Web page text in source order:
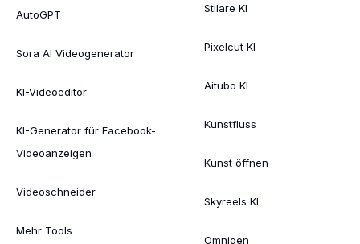
AutoGPT
Sora AI Videogenerator
KI-Videoeditor
KI-Generator für Facebook-
Videoanzeigen
Videoschneider
Mehr Tools
Stilare KI
Pixelcut KI
Aitubo KI
Kunstfluss
Kunst öffnen
Skyreels KI
Omnigen